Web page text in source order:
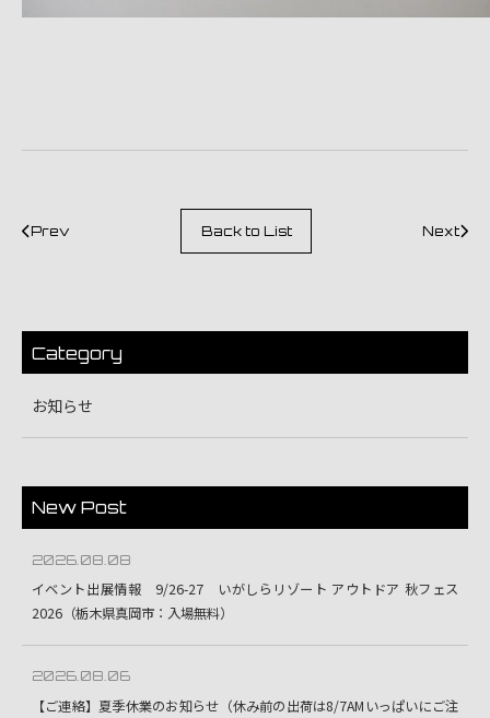
Prev Back to List Next
Category
お知らせ
New Post
2026.08.08
イベント出展情報 9/26-27 いがしらリゾート アウトドア 秋フェス
2026（栃木県真岡市：入場無料）
2026.08.06
【ご連絡】夏季休業のお知らせ（休み前の出荷は8/7AMいっぱいにご注